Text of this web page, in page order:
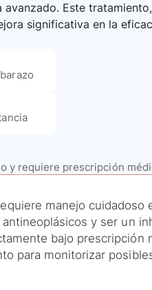
Este
significativa en la
y requiere prescripción
manejo cuidadoso
y ser un
bajo prescripción
para monitorizar